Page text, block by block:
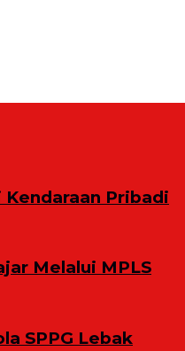
Pribadi
Melalui MPLS
SPPG Lebak